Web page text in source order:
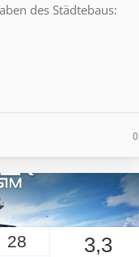
des Städtebaus:
0
28 3,3